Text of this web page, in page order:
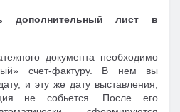
дополнительный лист в
документа необходимо
счет-фактуру. В нем вы
и эту же дату выставления,
не собьется. После его